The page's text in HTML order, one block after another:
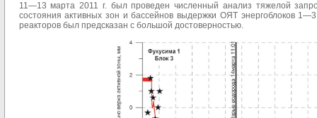
11—13 марта 2011 г. был проведен численный анализ тяжелой
состояния активных зон и бассейнов выдержки ОЯТ энергоблоков
реакторов был предсказан с большой достоверностью.